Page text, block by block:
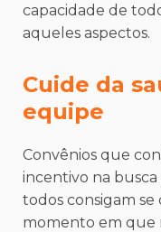
capacidade de
aqueles aspectos.
Cuide da
equipe
Convênios que
incentivo na
todos consigam se
momento em que